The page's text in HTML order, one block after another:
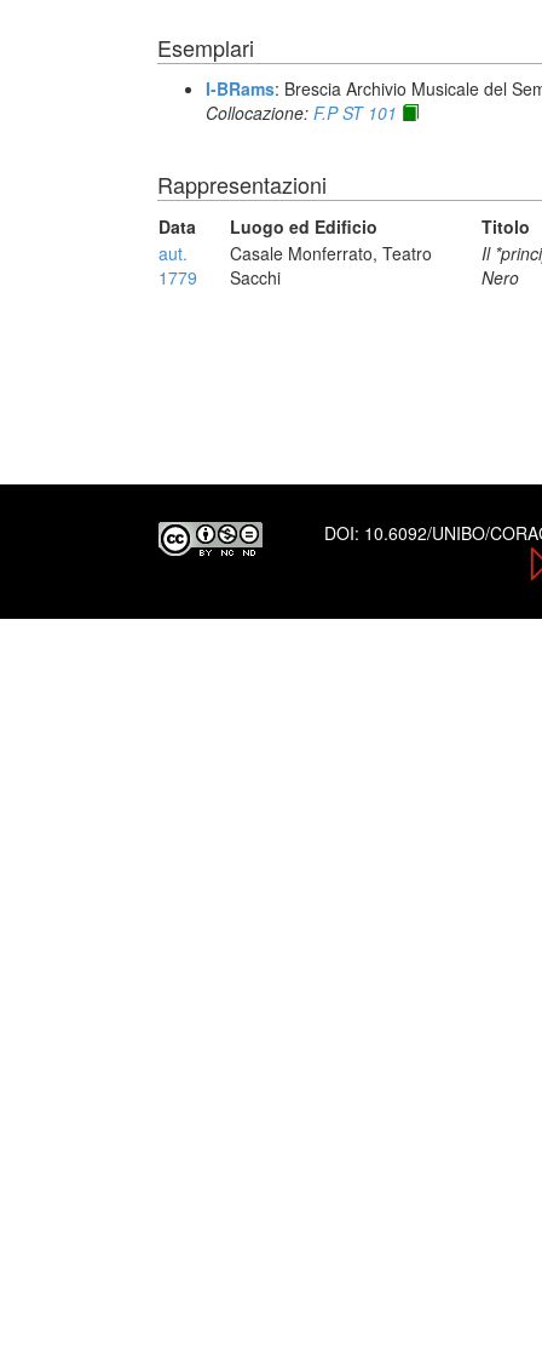
Esemplari
I-BRams: Brescia Archivio Musicale del
Collocazione: F.P ST 101
Rappresentazioni
Data Luogo ed Edificio
Titolo
aut.
1779
Casale Monferrato, Teatro
Sacchi
Il
Nero
DOI: 10.6092/UNIBO/